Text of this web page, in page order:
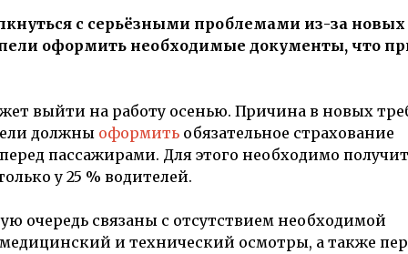
с серьёзными проблемами из-за новых
оформить необходимые документы, что
выйти на работу осенью. Причина в новых
должны оформить обязательное страхование
пассажирами. Для этого необходимо
у 25 % водителей.
очередь связаны с отсутствием необходимой
и технический осмотры, а также